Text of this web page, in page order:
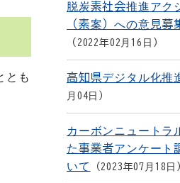
とも
脱炭素社会推進アク
（素案）への意見募
2022年02月16日
高知県デジタル化推
月04日
カーボンニュートラ
た事業者アンケート
いて
2023年07月18日